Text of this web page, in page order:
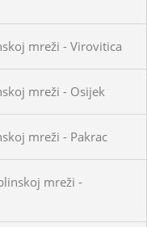
mreži - Virovitica
mreži - Osijek
mreži - Pakrac
mreži -